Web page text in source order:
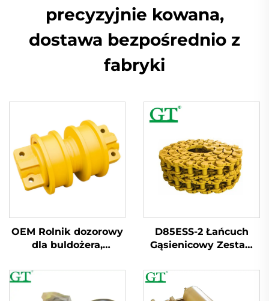
precyzyjnie kowana,
dostawa bezpośrednio z
fabryki
OEM Rolnik dozorowy
dla buldożera,
E320 EC210 D6D D85
D85ESS-2 Łańcuch
Gąsienicowy Zestaw
Smarowanego